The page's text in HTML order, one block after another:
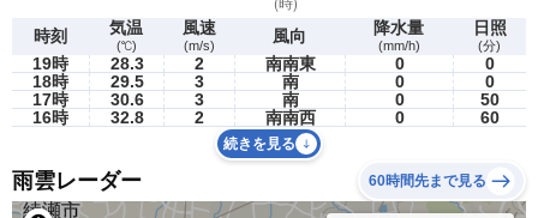
時刻 気温
(℃)
風速
(m/s) 風向 降水量
(mm/h)
日照
(分)
19時 28.3 2 南南東 0
0
18時
29.5 3 南 0
0
17時
30.6 3 南 0
50
16時
32.8 2 南南西 0 60
続きを見る
雨雲レーダー 60時間先まで見る